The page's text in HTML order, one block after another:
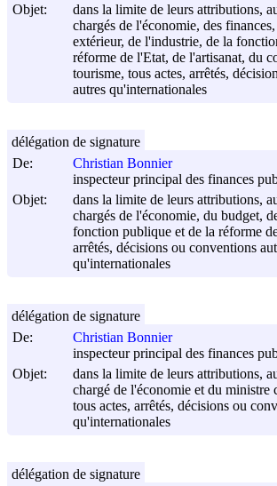
Objet:
dans la limite de leurs attributions,
chargés de l'économie, des
extérieur, de l'industrie, de la
réforme de l'Etat, de l'artisanat, du
tourisme, tous actes, arrêtés,
autres qu'internationales
De:
Christian Bonnier
inspecteur principal des finances
Objet:
dans la limite de leurs attributions,
chargés de l'économie, du budget,
fonction publique et de la réforme
arrêtés, décisions ou conventions
qu'internationales
délégation de signature
De:
Christian Bonnier
inspecteur principal des finances
Objet:
dans la limite de leurs attributions,
chargé de l'économie et du ministre
tous actes, arrêtés, décisions ou
qu'internationales
délégation de signature
délégation de signature